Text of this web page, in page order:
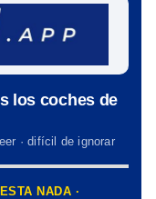
los coches de
· difícil de ignorar
NADA ·